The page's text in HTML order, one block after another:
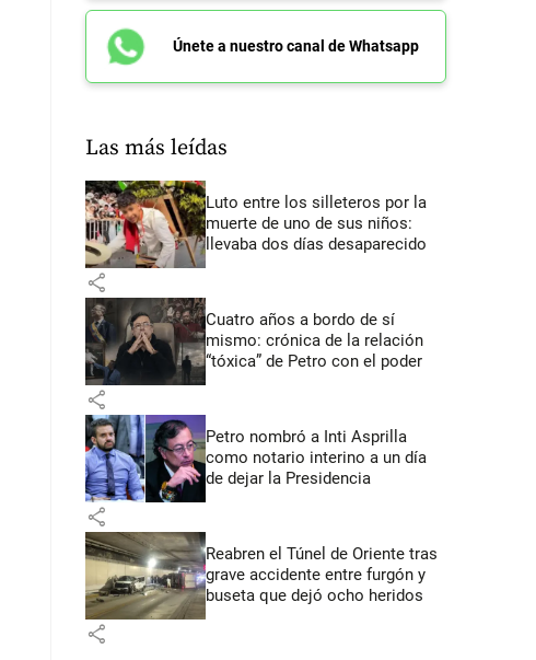
Únete a nuestro canal de Whatsapp
Las más leídas
Luto entre los silleteros por la
muerte de uno de sus niños:
llevaba dos días desaparecido
share
Cuatro años a bordo de sí
mismo: crónica de la relación
“tóxica” de Petro con el poder
share
Petro nombró a Inti Asprilla
como notario interino a un día
de dejar la Presidencia
share
Reabren el Túnel de Oriente tras
grave accidente entre furgón y
buseta que dejó ocho heridos
share